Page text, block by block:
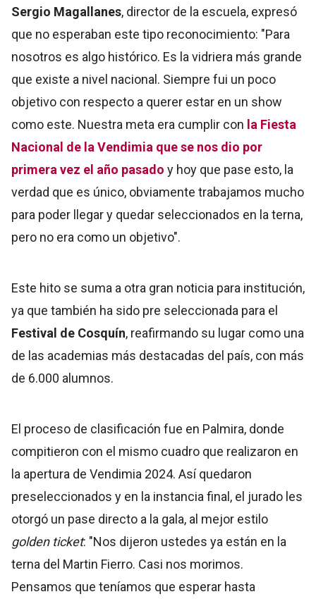
Sergio Magallanes, director de la escuela, expresó
que no esperaban este tipo reconocimiento: "Para
nosotros es algo histórico. Es la vidriera más grande
que existe a nivel nacional. Siempre fui un poco
objetivo con respecto a querer estar en un show
como este. Nuestra meta era cumplir con la Fiesta
Nacional de la Vendimia que se nos dio por
primera vez el año pasado y hoy que pase esto, la
verdad que es único, obviamente trabajamos mucho
para poder llegar y quedar seleccionados en la terna,
pero no era como un objetivo".
Este hito se suma a otra gran noticia para institución,
ya que también ha sido pre seleccionada para el
Festival de Cosquín, reafirmando su lugar como una
de las academias más destacadas del país, con más
de 6.000 alumnos.
El proceso de clasificación fue en Palmira, donde
compitieron con el mismo cuadro que realizaron en
la apertura de Vendimia 2024. Así quedaron
preseleccionados y en la instancia final, el jurado les
otorgó un pase directo a la gala, al mejor estilo
golden ticket: "Nos dijeron ustedes ya están en la
terna del Martin Fierro. Casi nos morimos.
Pensamos que teníamos que esperar hasta